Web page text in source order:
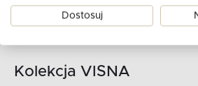
Kolekcja VISNA
Dostosuj